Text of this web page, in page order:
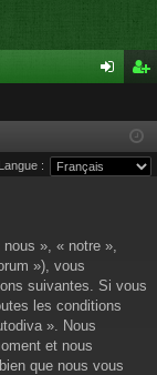
cri
pti
Langue :
», « notre »,
»), vous
suivantes. Si vous
les conditions
». Nous
et nous
que nous vous